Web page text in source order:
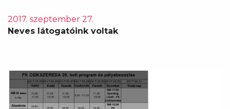
2017. szeptember 27.
Neves látogatóink voltak